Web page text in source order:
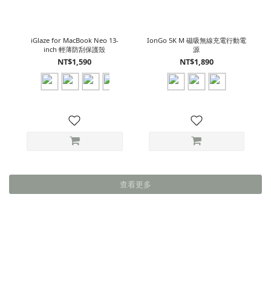
iGlaze for MacBook Neo 13-
inch 輕薄防刮保護殼
NT$1,590
IonGo 5K M 磁吸無線充電行動電
源
NT$1,890
查看更多